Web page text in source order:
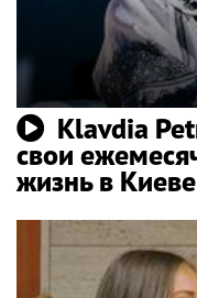
Klavdia
свои
жизнь в Киеве